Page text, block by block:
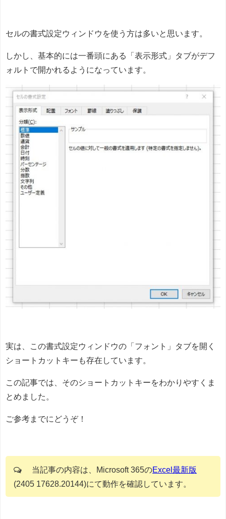
セルの書式設定ウィンドウを使う方は多いと思います。
しかし、基本的には一番頭にある「表示形式」タブがデフ
ォルトで開かれるようになっています。
実は、この書式設定ウィンドウの「フォント」タブを開く
ショートカットキーも存在しています。
この記事では、そのショートカットキーをわかりやすくま
とめました。
ご参考までにどうぞ！
当記事の内容は、Microsoft 365のExcel最新版
(2405 17628.20144)にて動作を確認しています。